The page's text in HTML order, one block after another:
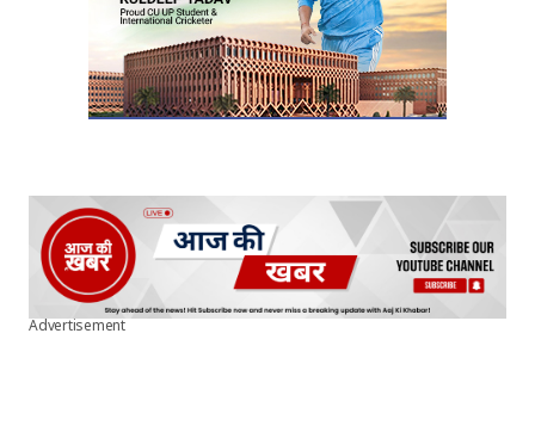
Advertisement